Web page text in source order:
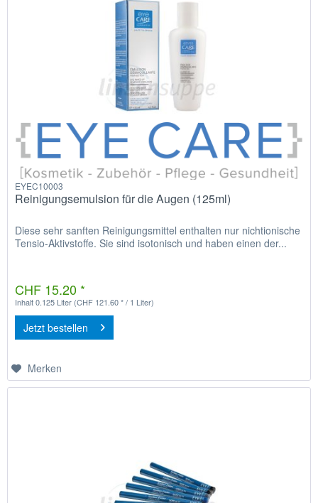
EYEC10003
Reinigungsemulsion für die Augen (125ml)
Diese sehr sanften Reinigungsmittel enthalten nur nichtionische
Tensio-Aktivstoffe. Sie sind isotonisch und haben einen der...
CHF 15.20 *
Inhalt0.125 Liter (CHF 121.60 * / 1 Liter)
Jetzt bestellen
Merken